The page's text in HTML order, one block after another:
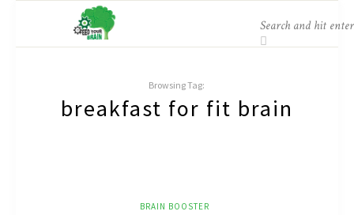
Browsing Tag:
breakfast for fit brain
BRAIN BOOSTER